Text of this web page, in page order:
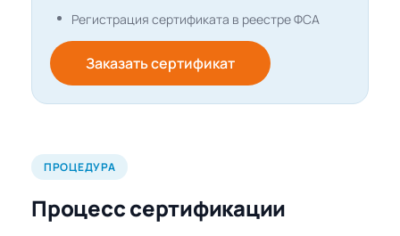
Регистрация сертификата в реестре ФСА
Заказать сертификат
ПРОЦЕДУРА
Процесс сертификации